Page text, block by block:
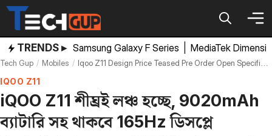
Skip
content
TRENDS ▸ Samsung Galaxy F Series MediaTek
Tech Gup Mobiles Iqoo Z11 Design Price Teased Pre Order Open Specifications Features
IQOO Z11
iQOO Z11 শীঘ্রই লঞ্চ হচ্ছে, 9020mAh
ব্যাটারি সহ থাকবে 165Hz ডিসপ্লে